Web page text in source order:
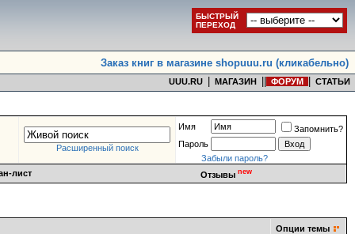
БЫСТРЫЙ
ПЕРЕХОД
Заказ книг в магазине shopuuu.ru (кликабельно)
UUU.RU МАГАЗИН ФОРУМ СТАТЬИ
Расширенный поиск
Имя
Запомнить?
Пароль
Забыли пароль?
лист
Отзывы new
Опции темы